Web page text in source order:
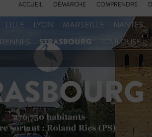
ACCUEIL DÉMARCHE COMPRENDRE
LILLE LYON MARSEILLE
NANTES
RENNES STRASBOURG TOULOUSE